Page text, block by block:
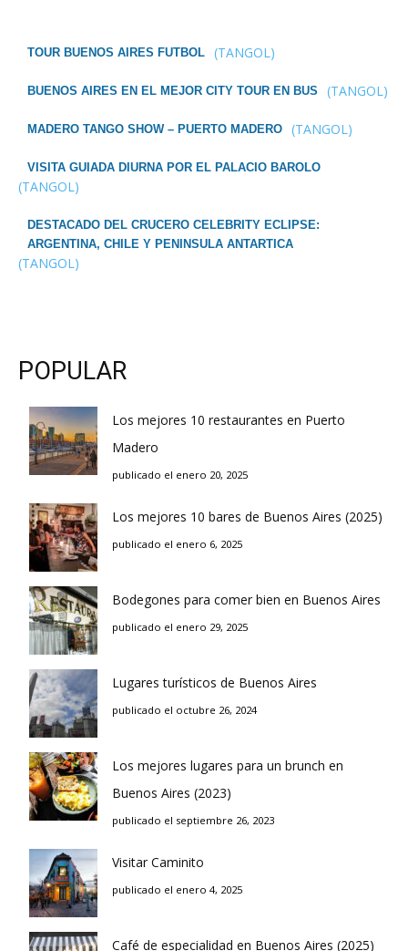
TOUR BUENOS AIRES FUTBOL (TANGOL)
BUENOS AIRES EN EL MEJOR CITY TOUR EN BUS (TANGOL)
MADERO TANGO SHOW – PUERTO MADERO (TANGOL)
VISITA GUIADA DIURNA POR EL PALACIO BAROLO
(TANGOL)
DESTACADO DEL CRUCERO CELEBRITY ECLIPSE:
ARGENTINA, CHILE Y PENINSULA ANTARTICA
(TANGOL)
POPULAR
Los mejores 10 restaurantes en Puerto
Madero
publicado el enero 20, 2025
Los mejores 10 bares de Buenos Aires (2025)
publicado el enero 6, 2025
Bodegones para comer bien en Buenos Aires
publicado el enero 29, 2025
Lugares turísticos de Buenos Aires
publicado el octubre 26, 2024
Los mejores lugares para un brunch en
Buenos Aires (2023)
publicado el septiembre 26, 2023
Visitar Caminito
publicado el enero 4, 2025
Café de especialidad en Buenos Aires (2025)